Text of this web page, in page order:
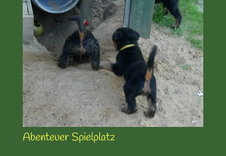
Abenteuer Spielplatz